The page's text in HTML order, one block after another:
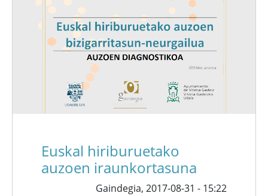
Euskal hiriburuetako
auzoen iraunkortasuna
Gaindegia, 2017-08-31 - 15:22